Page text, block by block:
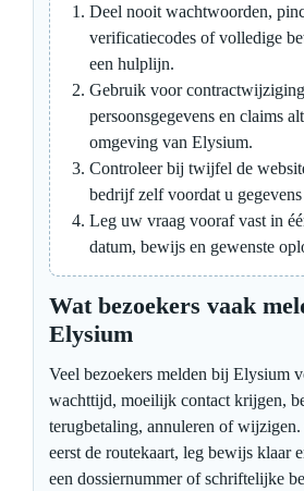
Deel nooit wachtwoorden,
verificatiecodes of volledige
een hulplijn.
Gebruik voor
persoonsgegevens en claims
omgeving van Elysium.
Controleer bij twijfel de
bedrijf zelf voordat u gegevens
Leg uw vraag vooraf vast in
datum, bewijs en gewenste
Wat bezoekers vaak
Elysium
Veel bezoekers melden bij Elysium
wachttijd, moeilijk contact krijgen,
terugbetaling, annuleren of
eerst de routekaart, leg bewijs klaar
een dossiernummer of schriftelijke